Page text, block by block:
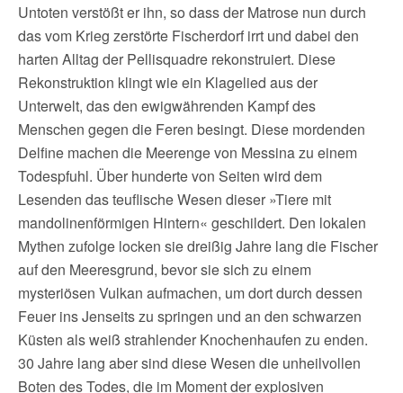
Untoten verstößt er ihn, so dass der Matrose nun durch
das vom Krieg zerstörte Fischerdorf irrt und dabei den
harten Alltag der Pellisquadre rekonstruiert. Diese
Rekonstruktion klingt wie ein Klagelied aus der
Unterwelt, das den ewigwährenden Kampf des
Menschen gegen die Feren besingt. Diese mordenden
Delfine machen die Meerenge von Messina zu einem
Todespfuhl. Über hunderte von Seiten wird dem
Lesenden das teuflische Wesen dieser »Tiere mit
mandolinenförmigen Hintern« geschildert. Den lokalen
Mythen zufolge locken sie dreißig Jahre lang die Fischer
auf den Meeresgrund, bevor sie sich zu einem
mysteriösen Vulkan aufmachen, um dort durch dessen
Feuer ins Jenseits zu springen und an den schwarzen
Küsten als weiß strahlender Knochenhaufen zu enden.
30 Jahre lang aber sind diese Wesen die unheilvollen
Boten des Todes, die im Moment der explosiven